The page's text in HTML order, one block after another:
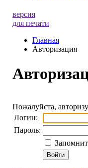
версия
для печати
Главная
Авторизация
Пожалуйста,
Логин:
Пароль: